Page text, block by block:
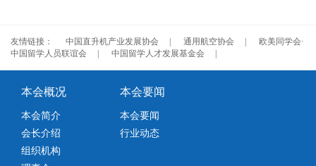
友情链接： 中国直升机产业发展协会 通用航空协会
欧美同学会·
中国留学人员联谊会
中国留学人才发展基金会
本会概况
本会简介
会长介绍
组织机构
本会要闻
本会要闻
行业动态